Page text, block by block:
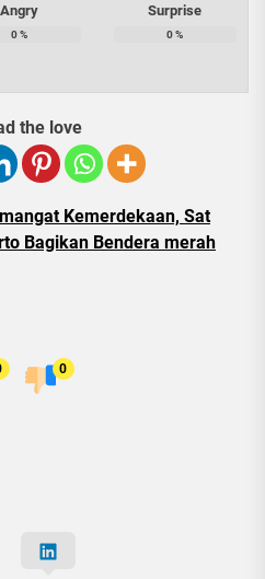
Angry
0%
Surprise
0%
the love
Kemerdekaan, Sat
Bagikan Bendera merah
0